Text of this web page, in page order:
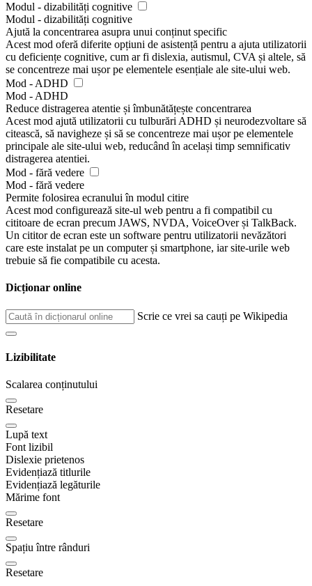
Modul - dizabilități cognitive
Modul - dizabilități cognitive
Ajută la concentrarea asupra unui conținut specific
Acest mod oferă diferite opțiuni de asistență pentru a ajuta utilizatorii
cu deficiențe cognitive, cum ar fi dislexia, autismul, CVA și altele, să
se concentreze mai ușor pe elementele esențiale ale site-ului web.
Mod - ADHD
Mod - ADHD
Reduce distragerea atentie și îmbunătățește concentrarea
Acest mod ajută utilizatorii cu tulburări ADHD și neurodezvoltare să
citească, să navigheze și să se concentreze mai ușor pe elementele
principale ale site-ului web, reducând în același timp semnificativ
distragerea atentiei.
Mod - fără vedere
Mod - fără vedere
Permite folosirea ecranului în modul citire
Acest mod configurează site-ul web pentru a fi compatibil cu
cititoare de ecran precum JAWS, NVDA, VoiceOver și TalkBack.
Un cititor de ecran este un software pentru utilizatorii nevăzători
care este instalat pe un computer și smartphone, iar site-urile web
trebuie să fie compatibile cu acesta.
Dicționar online
Scrie ce vrei sa cauți pe Wikipedia
Lizibilitate
Scalarea conținutului
Resetare
Lupă text
Font lizibil
Dislexie prietenos
Evidențiază titlurile
Evidențiază legăturile
Mărime font
Resetare
Spațiu între rânduri
Resetare